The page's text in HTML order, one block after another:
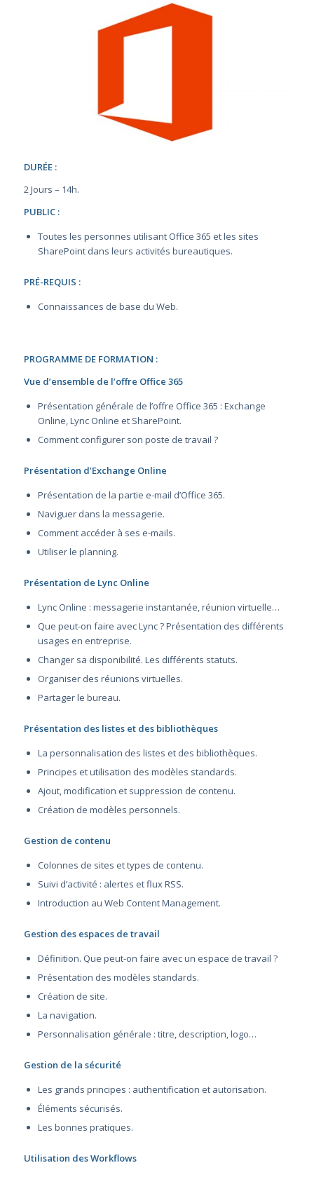
DURÉE :
2 Jours – 14h.
PUBLIC :
Toutes les personnes utilisant Office 365 et les sites
SharePoint dans leurs activités bureautiques.
PRÉ-REQUIS :
Connaissances de base du Web.
PROGRAMME DE FORMATION :
Vue d’ensemble de l’offre Office 365
Présentation générale de l’offre Office 365 : Exchange
Online, Lync Online et SharePoint.
Comment configurer son poste de travail ?
Présentation d’Exchange Online
Présentation de la partie e-mail d’Office 365.
Naviguer dans la messagerie.
Comment accéder à ses e-mails.
Utiliser le planning.
Présentation de Lync Online
Lync Online : messagerie instantanée, réunion virtuelle…
Que peut-on faire avec Lync ? Présentation des différents
usages en entreprise.
Changer sa disponibilité. Les différents statuts.
Organiser des réunions virtuelles.
Partager le bureau.
Présentation des listes et des bibliothèques
La personnalisation des listes et des bibliothèques.
Principes et utilisation des modèles standards.
Ajout, modification et suppression de contenu.
Création de modèles personnels.
Gestion de contenu
Colonnes de sites et types de contenu.
Suivi d’activité : alertes et flux RSS.
Introduction au Web Content Management.
Gestion des espaces de travail
Définition. Que peut-on faire avec un espace de travail ?
Présentation des modèles standards.
Création de site.
La navigation.
Personnalisation générale : titre, description, logo…
Gestion de la sécurité
Les grands principes : authentification et autorisation.
Éléments sécurisés.
Les bonnes pratiques.
Utilisation des Workflows